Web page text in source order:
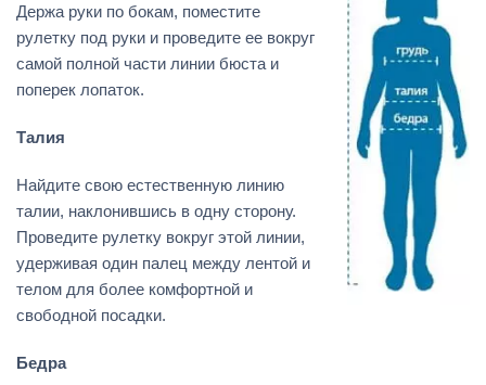
Держа руки по бокам, поместите
рулетку под руки и проведите ее вокруг
самой полной части линии бюста и
поперек лопаток.
Талия
Найдите свою естественную линию
талии, наклонившись в одну сторону.
Проведите рулетку вокруг этой линии,
удерживая один палец между лентой и
телом для более комфортной и
свободной посадки.
Бедра